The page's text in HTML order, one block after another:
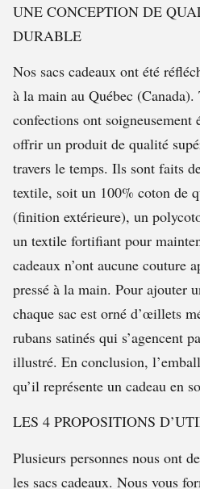
UNE CONCEPTION DE
DURABLE
Nos sacs cadeaux ont été
à la main au Québec (Canada).
confections ont soigneusement
offrir un produit de qualité
travers le temps. Ils sont faits
textile, soit un 100% coton de
(finition extérieure), un
un textile fortifiant pour
cadeaux n’ont aucune couture
pressé à la main. Pour ajouter
chaque sac est orné d’œillets
rubans satinés qui s’agencent
illustré. En conclusion,
qu’il représente un cadeau en
LES 4 PROPOSITIONS
Plusieurs personnes nous ont
les sacs cadeaux. Nous vous